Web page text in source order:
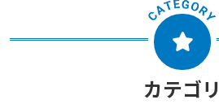
カテゴリ